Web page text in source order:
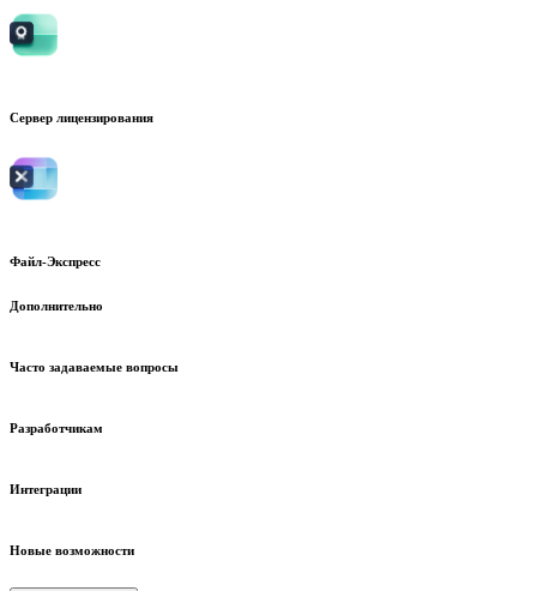
Сервер лицензирования
Файл-Экспресс
Дополнительно
Часто задаваемые вопросы
Разработчикам
Интеграции
Новые возможности